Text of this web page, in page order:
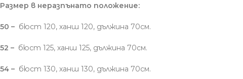
Размер в неразпънато положение:
50 – бюст 120, ханш 120, дължина 70см.
52 – бюст 125, ханш 125, дължина 70см.
54 – бюст 130, ханш 130, дължина 70см.